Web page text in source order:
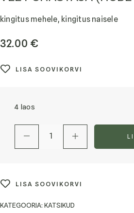
kingitus mehele, kingitus naisele
32.00 €
LISA SOOVIKORVI
4 laos
LISA SOOVIKORVI
KATEGOORIA: KATSIKUD